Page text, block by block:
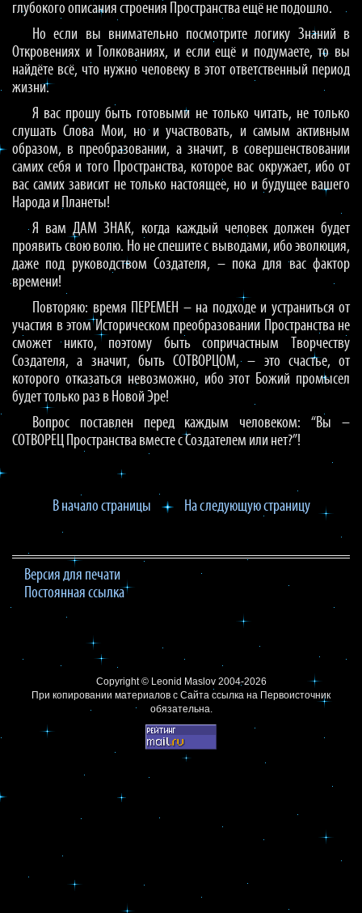
глубокого описания строения Пространства ещё не подошло.
Но если вы внимательно посмотрите логику Знаний в
Откровениях и Толкованиях, и если ещё и подумаете, то вы
найдёте всё, что нужно человеку в этот ответственный период
жизни.
Я вас прошу быть готовыми не только читать, не только
слушать Слова Мои, но и участвовать, и самым активным
образом, в преобразовании, а значит, в совершенствовании
самих себя и того Пространства, которое вас окружает, ибо от
вас самих зависит не только настоящее, но и будущее вашего
Народа и Планеты!
Я вам ДАМ ЗНАК, когда каждый человек должен будет
проявить свою волю. Но не спешите с выводами, ибо эволюция,
даже под руководством Создателя, – пока для вас фактор
времени!
Повторяю: время ПЕРЕМЕН – на подходе и устраниться от
участия в этом Историческом преобразовании Пространства не
сможет никто, поэтому быть сопричастным Творчеству
Создателя, а значит, быть СОТВОРЦОМ, – это счастье, от
которого отказаться невозможно, ибо этот Божий промысел
будет только раз в Новой Эре!
Вопрос поставлен перед каждым человеком: “Вы –
СОТВОРЕЦ Пространства вместе с Создателем или нет?”!
В начало страницы На следующую страницу
Версия для печати
Постоянная ссылка
Copyright © Leonid Maslov2004-2026
При копировании материалов с Сайта ссылка на Первоисточник
обязательна.